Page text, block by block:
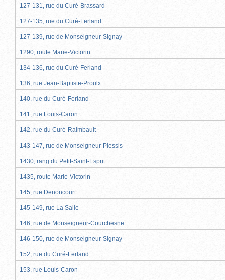
127-131, rue du Curé-Brassard
127-135, rue du Curé-Ferland
127-139, rue de Monseigneur-Signay
1290, route Marie-Victorin
134-136, rue du Curé-Ferland
136, rue Jean-Baptiste-Proulx
140, rue du Curé-Ferland
141, rue Louis-Caron
142, rue du Curé-Raimbault
143-147, rue de Monseigneur-Plessis
1430, rang du Petit-Saint-Esprit
1435, route Marie-Victorin
145, rue Denoncourt
145-149, rue La Salle
146, rue de Monseigneur-Courchesne
146-150, rue de Monseigneur-Signay
152, rue du Curé-Ferland
153, rue Louis-Caron